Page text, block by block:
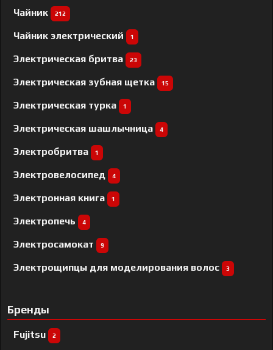
Чайник 212
Чайник электрический 1
Электрическая бритва 23
Электрическая зубная щетка 15
Электрическая турка 1
Электрическая шашлычница 4
Электробритва 1
Электровелосипед 4
Электронная книга 1
Электропечь 4
Электросамокат 9
Электрощипцы для моделирования волос 3
Бренды
Fujitsu 2